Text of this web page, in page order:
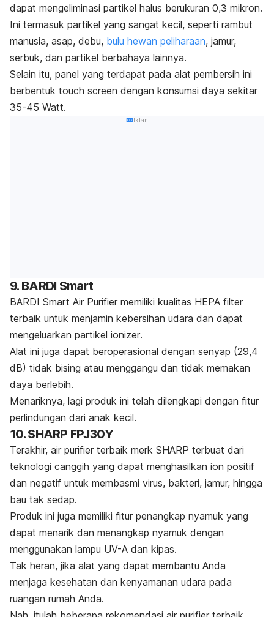
dapat mengeliminasi partikel halus berukuran 0,3 mikron.
Ini termasuk partikel yang sangat kecil, seperti rambut
manusia, asap, debu, bulu hewan peliharaan, jamur,
serbuk, dan partikel berbahaya lainnya.
Selain itu, panel yang terdapat pada alat pembersih ini
berbentuk touch screen dengan konsumsi daya sekitar
35-45 Watt.
Iklan
9. BARDI Smart
BARDI Smart Air Purifier memiliki kualitas HEPA filter
terbaik untuk menjamin kebersihan udara dan dapat
mengeluarkan partikel ionizer.
Alat ini juga dapat beroperasional dengan senyap (29,4
dB) tidak bising atau menggangu dan tidak memakan
daya berlebih.
Menariknya, lagi produk ini telah dilengkapi dengan fitur
perlindungan dari anak kecil.
10. SHARP FPJ30Y
Terakhir, air purifier terbaik merk SHARP terbuat dari
teknologi canggih yang dapat menghasilkan ion positif
dan negatif untuk membasmi virus, bakteri, jamur, hingga
bau tak sedap.
Produk ini juga memiliki fitur penangkap nyamuk yang
dapat menarik dan menangkap nyamuk dengan
menggunakan lampu UV-A dan kipas.
Tak heran, jika alat yang dapat membantu Anda
menjaga kesehatan dan kenyamanan udara pada
ruangan rumah Anda.